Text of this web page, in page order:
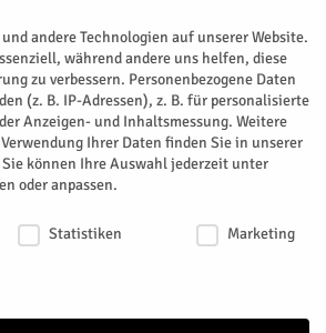
Twitter
andere Technologien auf unserer Website.
während andere uns helfen, diese
zu verbessern. Personenbezogene Daten
(z. B. IP-Adressen), z. B. für personalisierte
Anzeigen- und Inhaltsmessung. Weitere
Ihrer Daten finden Sie in unserer
Sie können Ihre Auswahl jederzeit unter
oder anpassen.
Statistiken
Marketing